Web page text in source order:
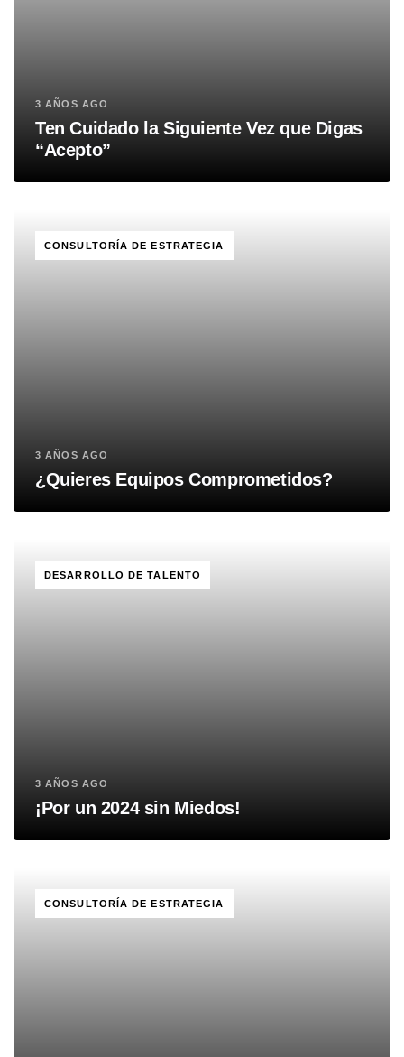
3 AÑOS AGO
Ten Cuidado la Siguiente Vez que Digas
“Acepto”
CONSULTORÍA DE ESTRATEGIA
3 AÑOS AGO
¿Quieres Equipos Comprometidos?
DESARROLLO DE TALENTO
3 AÑOS AGO
¡Por un 2024 sin Miedos!
CONSULTORÍA DE ESTRATEGIA